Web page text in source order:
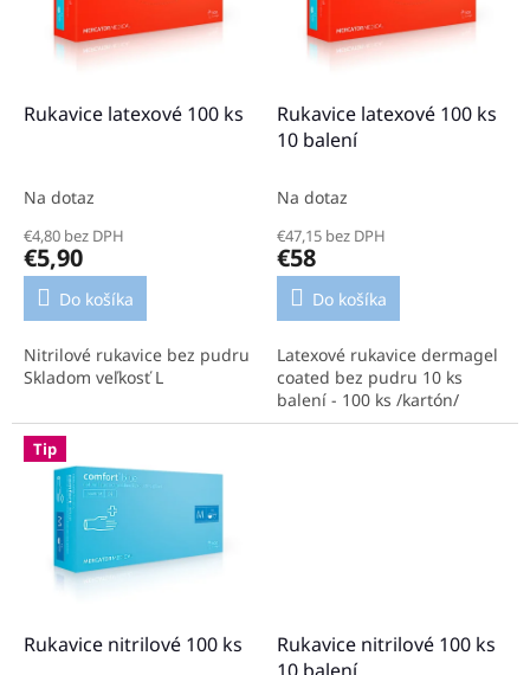
Rukavice latexové 100 ks
Na dotaz
€4,80 bez DPH
€5,90
Do košíka
Nitrilové rukavice bez pudru
Skladom veľkosť L
Rukavice latexové 100 ks
10 balení
Na dotaz
€47,15 bez DPH
€58
Do košíka
Latexové rukavice dermagel
coated bez pudru 10 ks
balení - 100 ks /kartón/
Tip
Rukavice nitrilové 100 ks
Rukavice nitrilové 100 ks